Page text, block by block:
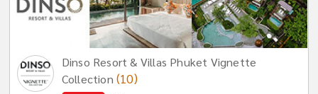
Dinso Resort & Villas Phuket Vignette
Collection (10)